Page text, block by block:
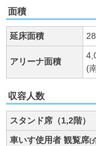
面積
延床面積
アリーナ面積
(
収容人数
スタンド席（1,2階）
​車いす使用者 観覧席(